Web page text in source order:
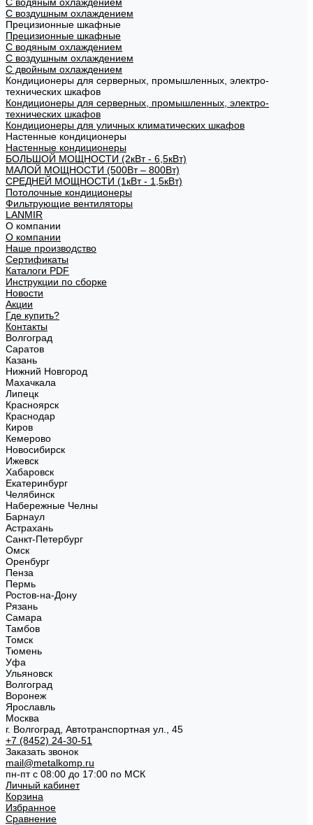
С воздушным охлаждением
Прецизионные шкафные
Прецизионные шкафные
С водяным охлаждением
С воздушным охлаждением
С двойным охлаждением
Кондиционеры для серверных, промышленных, электро-
технических шкафов
Кондиционеры для серверных, промышленных, электро-
технических шкафов
Кондиционеры для уличных климатических шкафов
Настенные кондиционеры
Настенные кондиционеры
БОЛЬШОЙ МОЩНОСТИ (2кВт - 6,5кВт)
МАЛОЙ МОЩНОСТИ (500Вт – 800Вт)
СРЕДНЕЙ МОЩНОСТИ (1кВт - 1,5кВт)
Потолочные кондиционеры
Фильтрующие вентиляторы
LANMIR
О компании
О компании
Наше производство
Сертификаты
Каталоги PDF
Инструкции по сборке
Новости
Акции
Где купить?
Контакты
Волгоград
Саратов
Казань
Нижний Новгород
Махачкала
Липецк
Красноярск
Краснодар
Киров
Кемерово
Новосибирск
Ижевск
Хабаровск
Екатеринбург
Челябинск
Набережные Челны
Барнаул
Астрахань
Санкт-Петербург
Омск
Оренбург
Пенза
Пермь
Ростов-на-Дону
Рязань
Самара
Тамбов
Томск
Тюмень
Уфа
Ульяновск
Волгоград
Воронеж
Ярославль
Москва
г. Волгоград, Автотранспортная ул., 45
+7 (8452) 24-30-51
Заказать звонок
mail@metalkomp.ru
пн-пт с 08:00 до 17:00 по МСК
Личный кабинет
Корзина
Избранное
Сравнение